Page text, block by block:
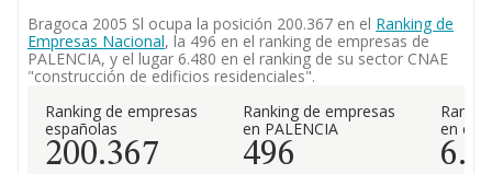
Bragoca 2005 Sl ocupa la posición 200.367 en el Ranking de
Empresas Nacional, la 496 en el ranking de empresas de
PALENCIA, y el lugar 6.480 en el ranking de su sector CNAE
"construcción de edificios residenciales".
Ranking de empresas
españolas
200.367
Ranking de empresas
en PALENCIA
496
en el